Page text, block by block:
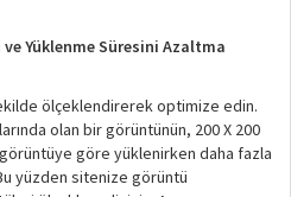
Yüklenme Süresini Azaltma
ölçeklendirerek optimize edin.
olan bir görüntünün, 200 X 200
göre yüklenirken daha fazla
yüzden sitenize görüntü